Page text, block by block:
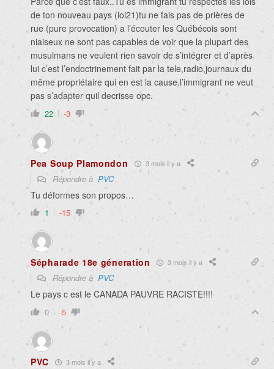
de ton nouveau pays (loi21)tu ne fais pas de prières de
rue (pure provocation) a l’écouter les Québécois sont
niaiseux ne sont pas capables de voir que la plupart des
musulmans ne veulent rien savoir de s’intégrer et d’après
lui c’est l’endoctrinement fait par la tele,radio,journaux du
même propriétaire qui en est la cause.l’immigrant ne veut
pas s’adapter quil decrisse opc.
22 -3
Pea Soup Plamondon 3 mois il y a
Répondre à PVC
Tu déformes son propos…
1 -15
Sépharade 18e géneration 3 mois il y a
Répondre à PVC
Le pays c est le CANADA PAUVRE RACISTE!!!!
0 -5
PVC 3 mois il y a